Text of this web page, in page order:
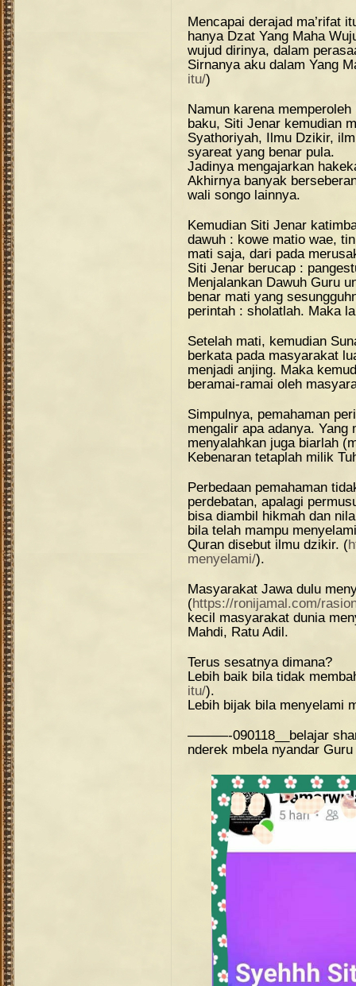
Mencapai derajad ma’rifat
hanya Dzat Yang Maha
wujud dirinya, dalam
Sirnanya aku dalam Yang
itu/)
Namun karena
baku, Siti Jenar kemudian
Syathoriyah, Ilmu Dzikir,
syareat yang benar pula.
Jadinya mengajarkan
Akhirnya banyak
wali songo lainnya.
Kemudian Siti Jenar
dawuh : kowe matio wae,
mati saja, dari pada
Siti Jenar berucap :
Menjalankan Dawuh Guru
benar mati yang
perintah : sholatlah. Maka
Setelah mati, kemudian
berkata pada masyarakat
menjadi anjing. Maka
beramai-ramai oleh
Simpulnya, pemahaman
mengalir apa adanya. Yang
menyalahkan juga biarlah
Kebenaran tetaplah milik
Perbedaan pemahaman
perdebatan, apalagi
bisa diambil hikmah dan
bila telah mampu
Quran disebut ilmu dzikir. (
menyelami/).
Masyarakat Jawa dulu
(https://ronijamal.com/
kecil masyarakat dunia
Mahdi, Ratu Adil.
Terus sesatnya dimana?
Lebih baik bila tidak
itu/).
Lebih bijak bila menyelami
———-090118__belajar
nderek mbela nyandar